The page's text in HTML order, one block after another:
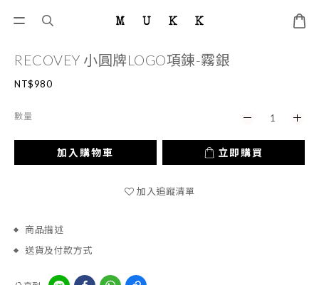
RECOVEY 小圓牌LOGO項鍊-霧銀
NT$980
數量
加入購物車 立即購買
加入追蹤清單
商品描述
送貨及付款方式